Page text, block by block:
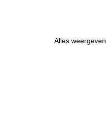
Alles weergeven